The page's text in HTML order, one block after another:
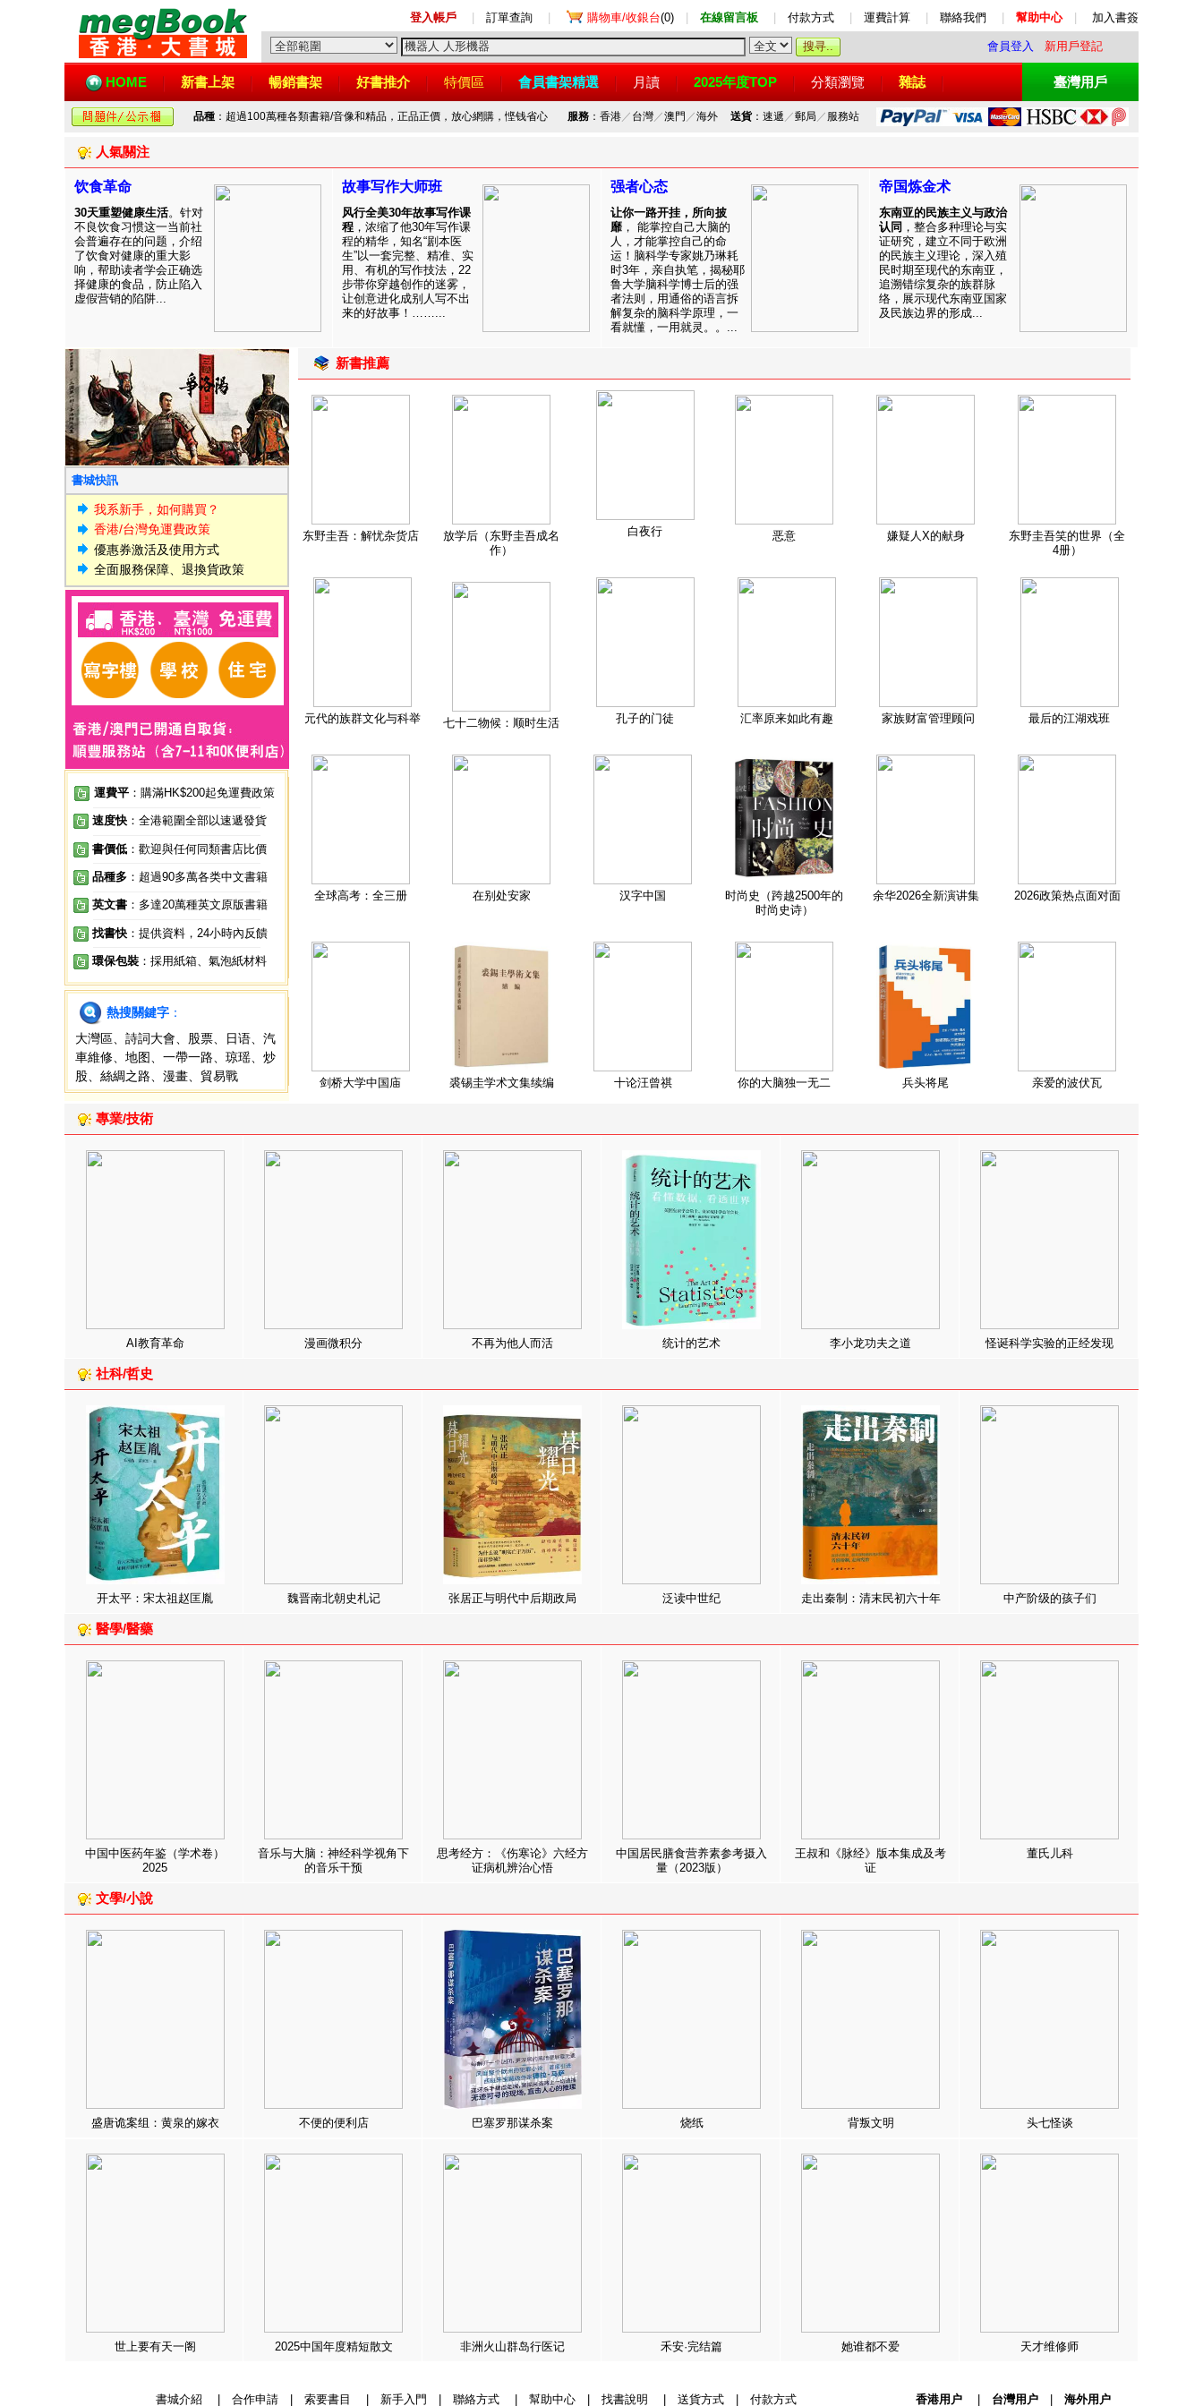
登入帳戶 訂單查詢 購物車/收銀台(0) 在線留言板 付款方式 運費計算 聯絡我們 幫助中心 加入書簽
會員登入 新用戶登記
HOME 新書上架 暢銷書架 好書推介 特價區 會員書架精選 月讀 2025年度TOP 分類瀏覽 雜誌 臺灣用戶
品種 ：超過100萬種各類書籍/音像和精品，正品正價，放心網購，悭钱省心 服務：香港／ 台灣／澳門 ／海外 送貨：速遞 ／郵局 ／ 服務站
人氣關注
饮食革命
30天重塑健康生活。针对
不良饮食习惯这一当前社
会普遍存在的问题，介绍
了饮食对健康的重大影
响，帮助读者学会正确选
择健康的食品，防止陷入
虚假营销的陷阱...
故事写作大师班
风行全美30年故事写作课
程 ，浓缩了他30年写作课
程的精华，知名“剧本医
生”以一套完整、精准、实
用、有机的写作技法，22
步带你穿越创作的迷雾，
让创意进化成别人写不出
来的好故事！……...
强者心态
让你一路开挂，所向披
靡 ， 能掌控自己大脑的
人，才能掌控自己的命
运！脑科学专家姚乃琳耗
时3年，亲自执笔，揭秘耶
鲁大学脑科学博士后的强
者法则，用通俗的语言拆
解复杂的脑科学原理，一
看就懂，一用就灵。。...
帝国炼金术
东南亚的民族主义与政治
认同 ，整合多种理论与实
证研究，建立不同于欧洲
的民族主义理论，深入殖
民时期至现代的东南亚，
追溯错综复杂的族群脉
络，展示现代东南亚国家
及民族边界的形成...
書城快訊
我系新手，如何購買？
香港/台灣免運費政策
優惠券激活及使用方式
全面服務保障、退換貨政策
運費平 ：購滿HK$200起免運費政策
速度快 ：全港範圍全部以速遞發貨
書價低 ：歡迎與任何同類書店比價
品種多 ：超過90多萬各类中文書籍
英文書 ：多達20萬種英文原版書籍
找書快 ：提供資料，24小時內反饋
環保包裝 ：採用紙箱、氣泡紙材料
熱搜關鍵字 ：
大灣區
詩詞大會 股票 日语
汽
車維修
地图 一帶一路 琼瑶
炒
股
絲綢之路 漫畫 貿易戰
新書推薦
东野圭吾：解忧杂货店
放学后（东野圭吾成名
作）
白夜行 恶意 嫌疑人X的献身
东野圭吾笑的世界（全
4册）
元代的族群文化与科举 七十二物候：顺时生活 孔子的门徒 汇率原来如此有趣 家族财富管理顾问 最后的江湖戏班
全球高考：全三册 在别处安家 汉字中国
时尚史（跨越2500年的
时尚史诗）
余华2026全新演讲集 2026政策热点面对面
剑桥大学中国庙 裘锡圭学术文集续编 十论汪曾祺 你的大脑独一无二 兵头将尾 亲爱的波伏瓦
專業/技術
AI教育革命 漫画微积分 不再为他人而活 统计的艺术 李小龙功夫之道 怪诞科学实验的正经发现
社科/哲史
开太平：宋太祖赵匡胤 魏晋南北朝史札记 张居正与明代中后期政局 泛读中世纪 走出秦制：清末民初六十年 中产阶级的孩子们
醫學/醫藥
中国中医药年鉴（学术卷）
2025
音乐与大脑：神经科学视角下
的音乐干预
思考经方：《伤寒论》六经方
证病机辨治心悟
中国居民膳食营养素参考摄入
量（2023版）
王叔和《脉经》版本集成及考
证
董氏儿科
文學/小說
盛唐诡案组：黄泉的嫁衣 不便的便利店 巴塞罗那谋杀案 烧纸 背叛文明 头七怪谈
世上要有天一阁 2025中国年度精短散文 非洲火山群岛行医记 禾安·完结篇 她谁都不爱 天才维修师
書城介紹 合作申請| 索要書目 新手入門 聯絡方式| 幫助中心| 找書說明 送貨方式| 付款方式 香港用户| 台灣用户| 海外用户